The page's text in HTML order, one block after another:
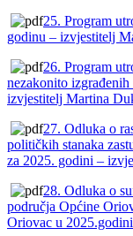
25. Program
godinu – izvjestitelj
26. Program
nezakonito
izvjestitelj Martina
27. Odluka o
političkih stanaka
za 2025. godini –
28. Odluka o
područja Općine
Oriovac u